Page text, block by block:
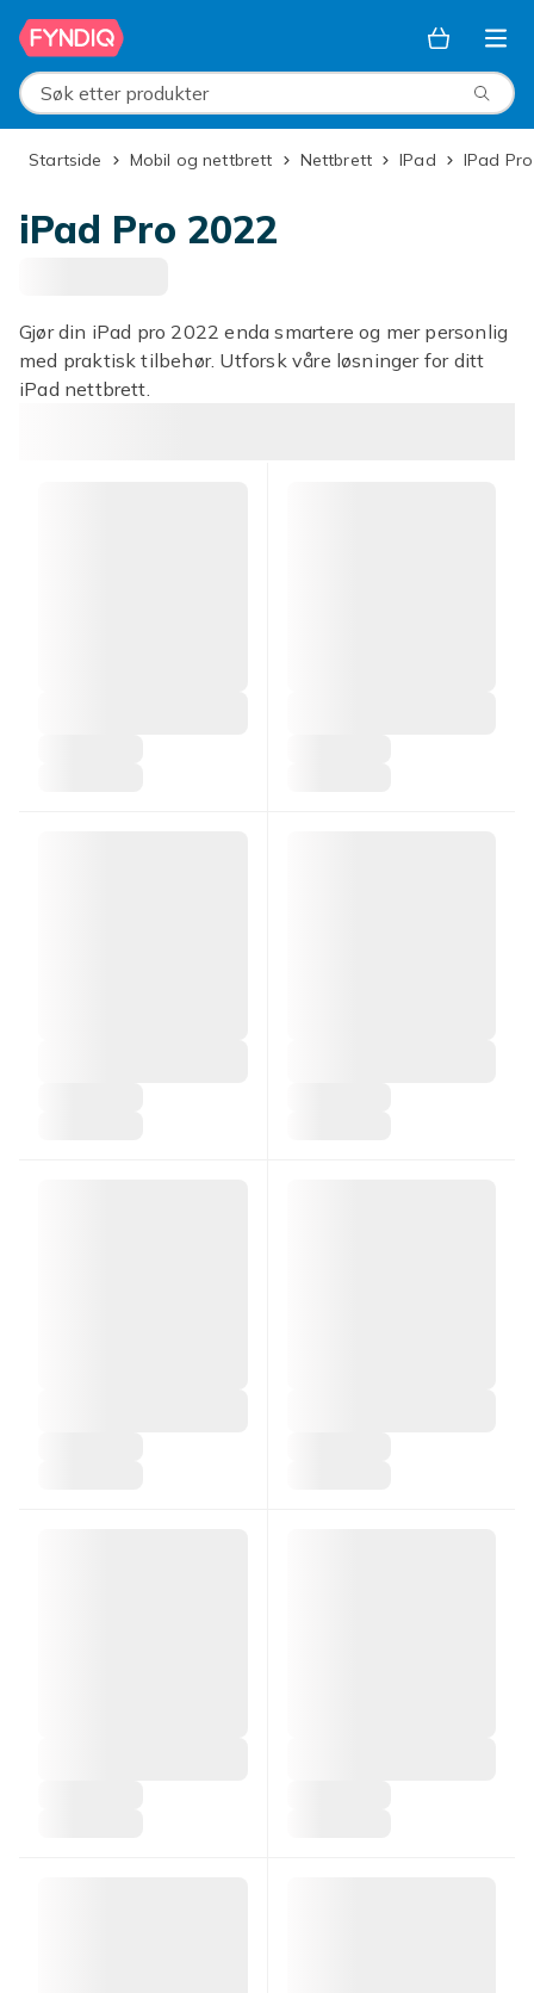
Hopp til hovedinnhold
Søk etter produkter
Startside Mobil og nettbrett Nettbrett iPad iPad
iPad Pro 2022
Gjør din iPad pro 2022 enda smartere og mer personlig
med praktisk tilbehør. Utforsk våre løsninger for ditt
iPad nettbrett.